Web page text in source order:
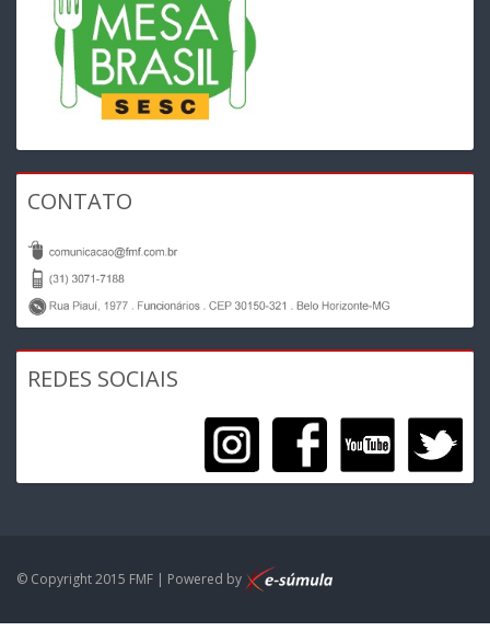
CONTATO
REDES SOCIAIS
© Copyright 2015 FMF | Powered by